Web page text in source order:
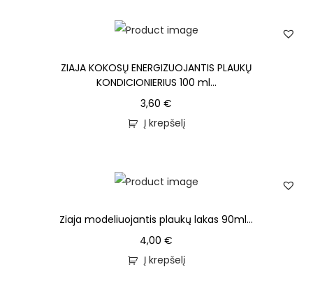
ZIAJA KOKOSŲ ENERGIZUOJANTIS PLAUKŲ
KONDICIONIERIUS 100 ml...
3,60€
Į krepšelį
Ziaja modeliuojantis plaukų lakas 90ml...
4,00€
Į krepšelį